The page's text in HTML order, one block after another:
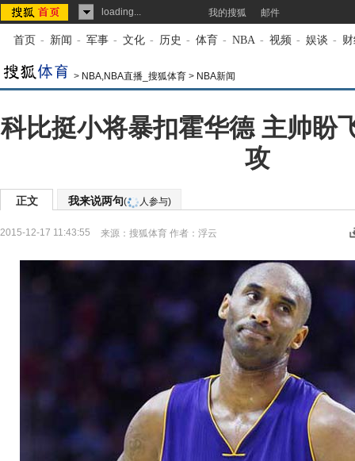
loading... 我的搜狐 邮件
首页 - 新闻 - 军事 - 文化 - 历史 - 体育 - NBA - 视频 - 娱谈 -
> NBA,NBA直播_搜狐体育 > NBA新闻
科比挺小将暴扣霍华德 主帅盼
攻
正文 我来说两句( 人参与)
2015-12-17 11:43:55 来源： 搜狐体育 作者：浮云